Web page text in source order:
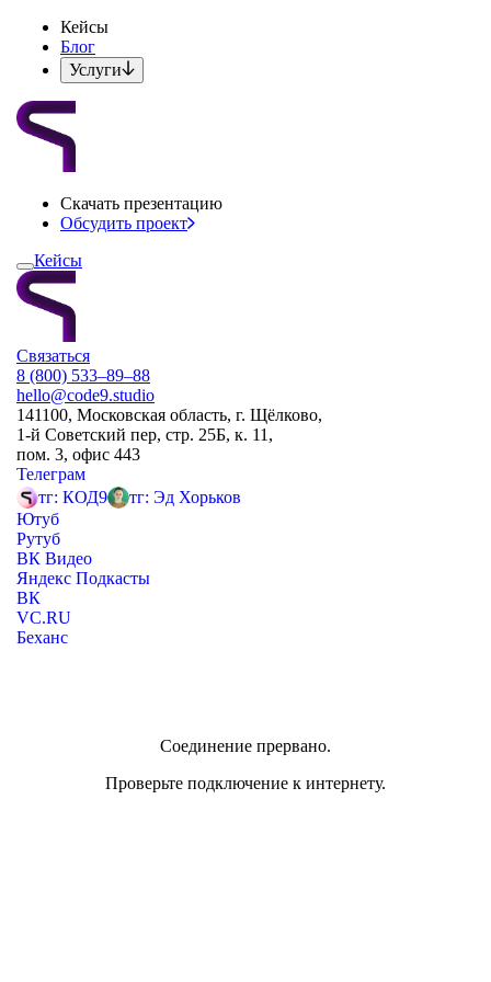
Кейсы
Блог
Услуги
Скачать презентацию
Обсудить проект
Кейсы
Связаться
8 (800) 533–89–88
hello@code9.studio
141100, Московская область, г. Щёлково,
1-й Советский пер, стр. 25Б, к. 11,
пом. 3, офис 443
Телеграм
тг: КОД9
тг: Эд Хорьков
Ютуб
Рутуб
ВК Видео
Яндекс Подкасты
ВК
VC.RU
Беханс
Соединение прервано.
Проверьте подключение к интернету.